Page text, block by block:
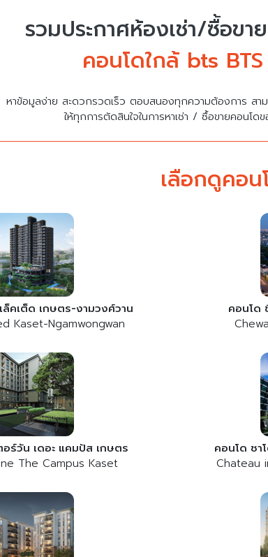
รวมประกาศห้องเช่า/ซื้อขาย
คอนโดใกล้ bts
หาข้อมูลง่าย สะดวกรวดเร็ว ตอบสนองทุกความต้องการ สา
ให้ทุกการตัดสินใจในการหาเช่า / ซื้อขายคอน
เลือกดูคอ
ล็คเต็ด เกษตร-งามวงศ์วาน
Kaset-Ngamwongwan
คอนโด
ร์วัน เดอะ แคมปัส เกษตร
The Campus Kaset
คอนโด ชา
Chateau